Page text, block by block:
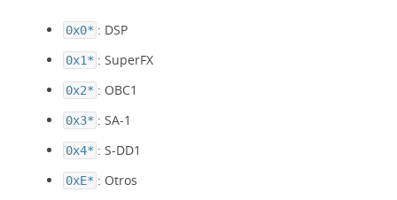
0x0* : DSP
0x1* : SuperFX
0x2* : OBC1
0x3* : SA-1
0x4* : S-DD1
0xE* : Otros